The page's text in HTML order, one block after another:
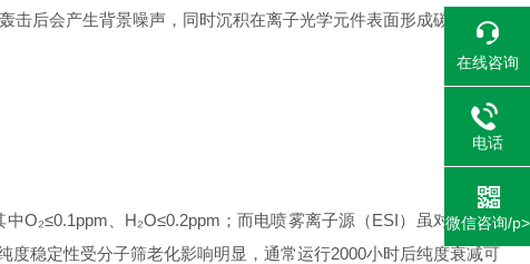
后会产生背景噪声，同时沉积在离子光学元件表面形成碳垢，改
、H₂O≤0.2ppm；而电喷雾离子源（ESI）虽对杂质容
稳定性受分子筛老化影响明显，通常运行2000小时后纯度衰减可
在线咨询
电话
微信咨询/p>